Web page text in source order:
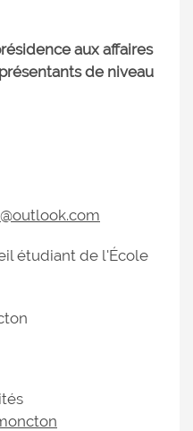
aux affaires
de niveau
étudiant de l'École